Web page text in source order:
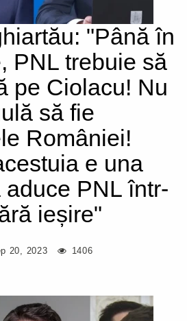
"Până în
PNL trebuie să
pe Ciolacu! Nu
să fie
României!
e una
aduce PNL într-
ieșire"
20, 2023 1406